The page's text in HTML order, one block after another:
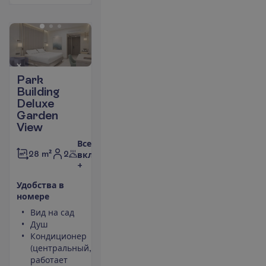
Park
Building
Deluxe
Garden
View
28 m² 2
Все
включено
+
Удобства в
номере
Вид на сад
Душ
Кондиционер
(центральный,
работает